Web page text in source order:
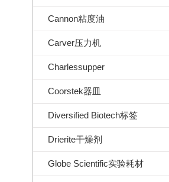
Cannon粘度油
Carver压力机
Charlessupper
Coorstek器皿
Diversified Biotech标签
Drierite干燥剂
Globe Scientific实验耗材